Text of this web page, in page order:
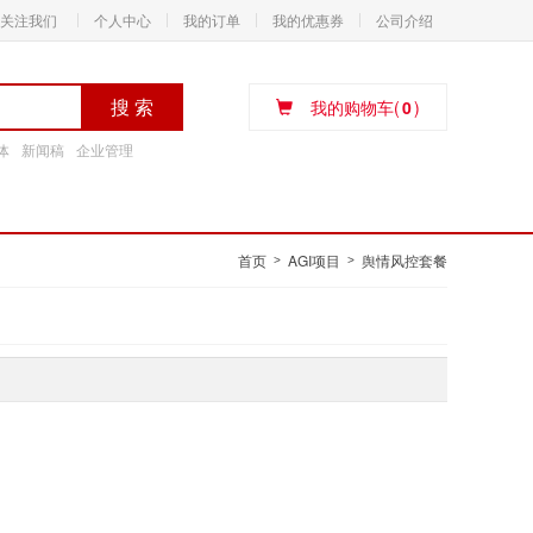
关注我们 个人中心 我的订单 我的优惠券 公司介绍
搜 索
新闻稿 企业管理
我的购物车(0)
首页 > AGI项目 > 舆情风控套餐